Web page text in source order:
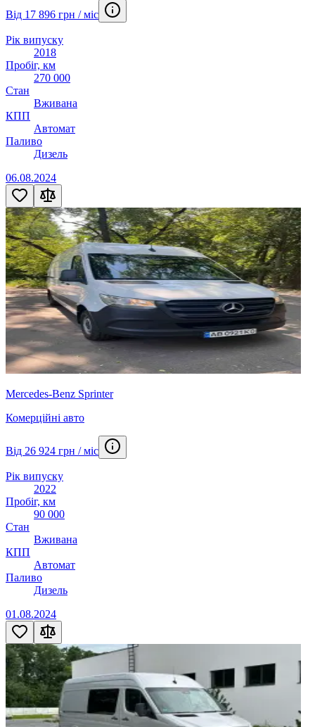
Від 17 896 грн / міс
Рік випуску
2018
Пробіг, км
270 000
Стан
Вживана
КПП
Автомат
Паливо
Дизель
06.08.2024
Mercedes-Benz Sprinter
Комерційні авто
Від 26 924 грн / міс
Рік випуску
2022
Пробіг, км
90 000
Стан
Вживана
КПП
Автомат
Паливо
Дизель
01.08.2024